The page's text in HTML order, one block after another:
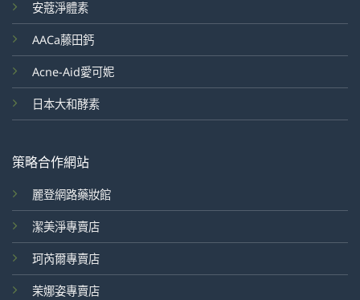
安蔻淨體素
AACa藤田鈣
Acne-Aid愛可妮
日本大和酵素
策略合作網站
麗登網路藥妝館
潔美淨專賣店
珂芮爾專賣店
茉娜姿專賣店